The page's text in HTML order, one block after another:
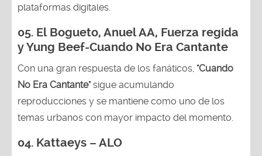
plataformas digitales.
05. El Bogueto, Anuel AA, Fuerza regida
y Yung Beef-Cuando No Era Cantante
Con una gran respuesta de los fanáticos, "Cuando
No Era Cantante"sigue acumulando
reproducciones y se mantiene como uno de los
temas urbanos con mayor impacto del momento.
04. Kattaeys – ALO